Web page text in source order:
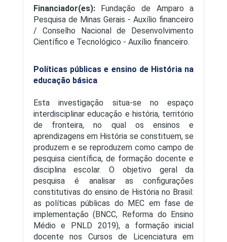
Financiador(es):Fundação de Amparo a
Pesquisa de Minas Gerais - Auxílio financeiro
/ Conselho Nacional de Desenvolvimento
Científico e Tecnológico - Auxílio financeiro.
Políticas públicas e ensino de História na
educação básica
Esta investigação situa-se no espaço
interdisciplinar educação e história, território
de fronteira, no qual os ensinos e
aprendizagens em História se constituem, se
produzem e se reproduzem como campo de
pesquisa científica, de formação docente e
disciplina escolar. O objetivo geral da
pesquisa é analisar as configurações
constitutivas do ensino de História no Brasil:
as políticas públicas do MEC em fase de
implementação (BNCC, Reforma do Ensino
Médio e PNLD 2019), a formação inicial
docente nos Cursos de Licenciatura em